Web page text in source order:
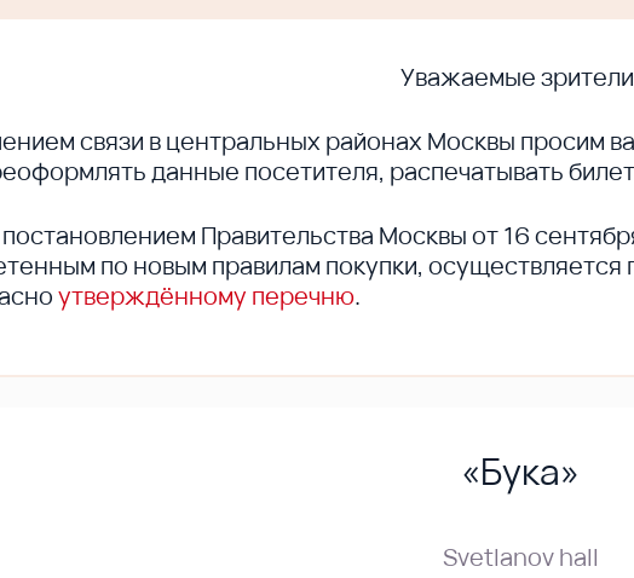
Уважаемые
связи в центральных районах Москвы просим
данные посетителя, распечатывать
постановлением Правительства Москвы от 16
по новым правилам покупки,
утверждённому перечню.
«Бука»
Svetlanov hall